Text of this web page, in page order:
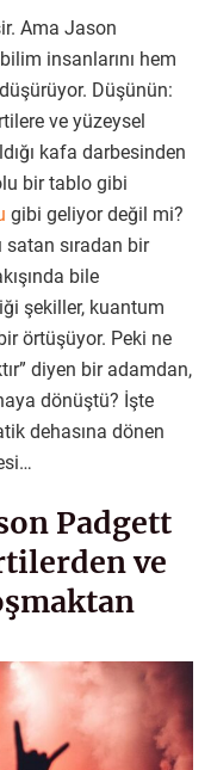
Ama Jason
insanlarını hem
Düşünün:
ve yüzeysel
kafa darbesinden
bir tablo gibi
gibi geliyor değil mi?
satan sıradan bir
bile
şekiller, kuantum
örtüşüyor. Peki ne
diyen bir adamdan,
dönüştü? İşte
dehasına dönen
Padgett
ve